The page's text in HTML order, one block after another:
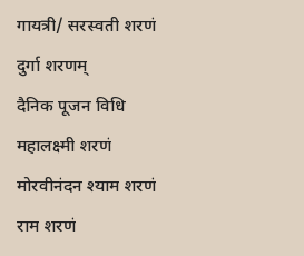
गायत्री/ सरस्वती शरणं
दुर्गा शरणम्
दैनिक पूजन विधि
महालक्ष्मी शरणं
मोरवीनंदन श्याम शरणं
राम शरणं